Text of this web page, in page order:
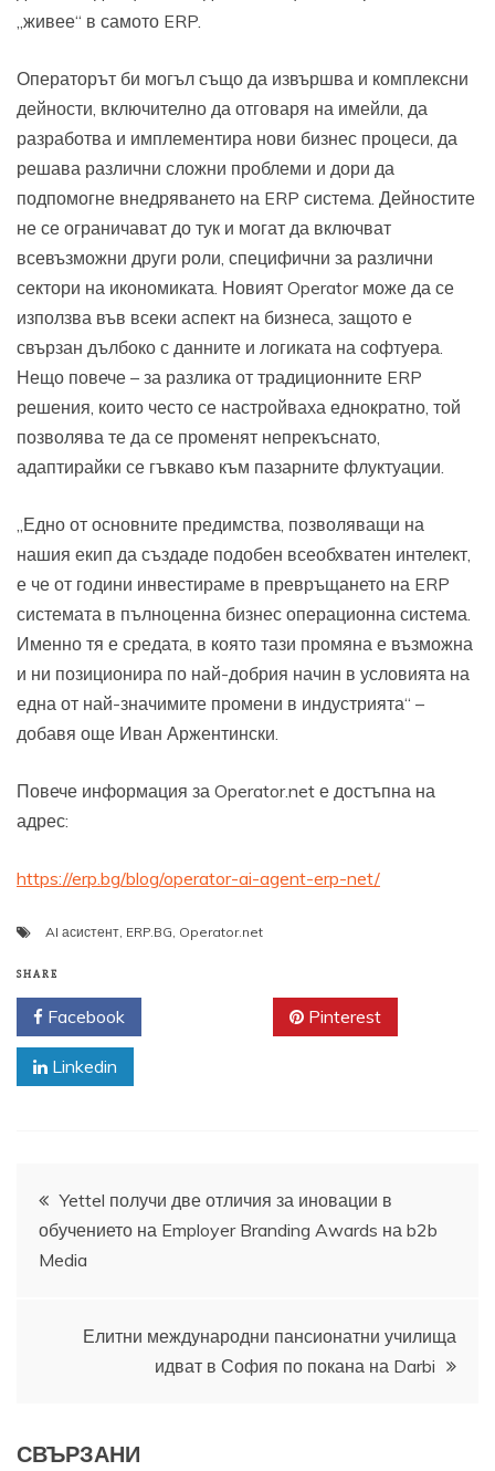
„живее“ в самото ERP.
Операторът би могъл също да извършва и комплексни
дейности, включително да отговаря на имейли, да
разработва и имплементира нови бизнес процеси, да
решава различни сложни проблеми и дори да
подпомогне внедряването на ERP система. Дейностите
не се ограничават до тук и могат да включват
всевъзможни други роли, специфични за различни
сектори на икономиката. Новият Operator може да се
използва във всеки аспект на бизнеса, защото е
свързан дълбоко с данните и логиката на софтуера.
Нещо повече – за разлика от традиционните ERP
решения, които често се настройваха еднократно, той
позволява те да се променят непрекъснато,
адаптирайки се гъвкаво към пазарните флуктуации.
„Едно от основните предимства, позволяващи на
нашия екип да създаде подобен всеобхватен интелект,
е че от години инвестираме в превръщането на ERP
системата в пълноценна бизнес операционна система.
Именно тя е средата, в която тази промяна е възможна
и ни позиционира по най-добрия начин в условията на
една от най-значимите промени в индустрията“ –
добавя още Иван Аржентински.
Повече информация за Operator.net е достъпна на
адрес:
https://erp.bg/blog/operator-ai-agent-erp-net/
AI асистент, ERP.BG, Operator.net
SHARE
Facebook Pinterest
Linkedin
Навигация
Yettel получи две отличия за иновации в
обучението на Employer Branding Awards на b2b
Media
Елитни международни пансионатни училища
идват в София по покана на Darbi
СВЪРЗАНИ